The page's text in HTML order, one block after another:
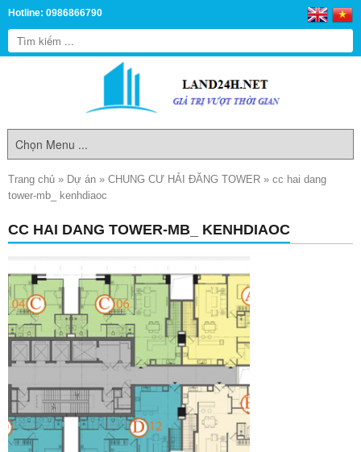
Hotline: 0986866790
Trang chủ » Dự án » CHUNG CƯ HẢI ĐĂNG TOWER » cc hai dang
tower-mb_ kenhdiaoc
CC HAI DANG TOWER-MB_ KENHDIAOC